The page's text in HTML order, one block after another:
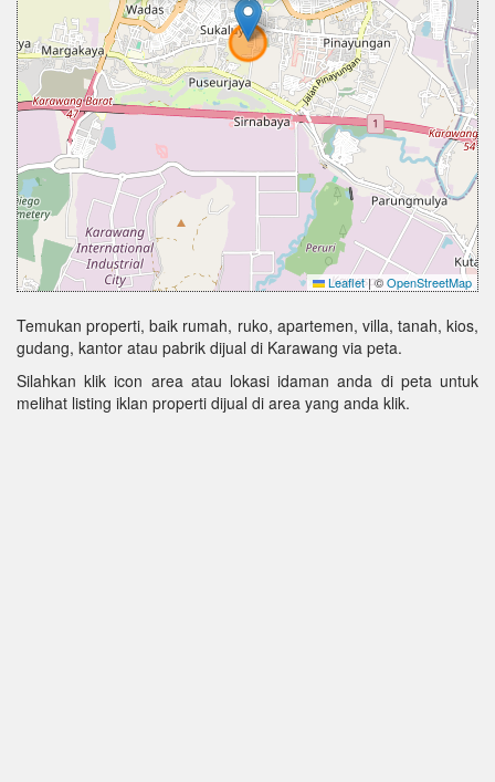
Leaflet |©OpenStreetMap
Temukan properti, baik rumah, ruko, apartemen, villa, tanah, kios,
gudang, kantor atau pabrik dijual di Karawang via peta.
Silahkan klik icon area atau lokasi idaman anda di peta untuk
melihat listing iklan properti dijual di area yang anda klik.